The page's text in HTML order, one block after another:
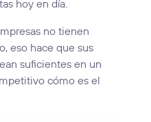
hoy en día.
no tienen
eso hace que sus
suficientes en un
cómo es el